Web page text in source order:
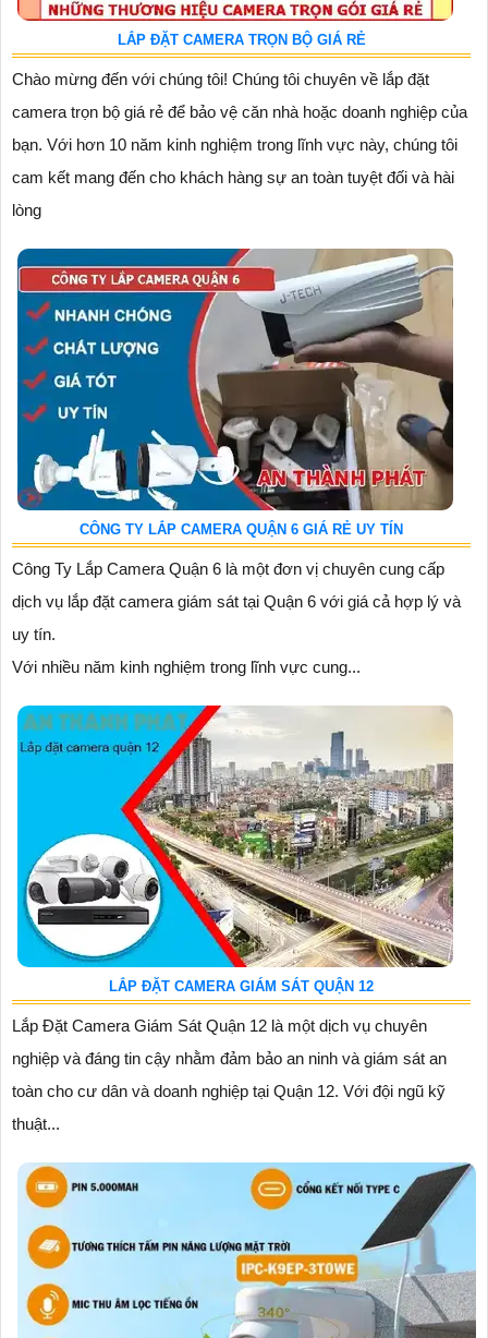
LẮP ĐẶT CAMERA TRỌN BỘ GIÁ RẺ
Chào mừng đến với chúng tôi! Chúng tôi chuyên về lắp đặt
camera trọn bộ giá rẻ để bảo vệ căn nhà hoặc doanh nghiệp của
bạn. Với hơn 10 năm kinh nghiệm trong lĩnh vực này, chúng tôi
cam kết mang đến cho khách hàng sự an toàn tuyệt đối và hài
lòng
CÔNG TY LẮP CAMERA QUẬN 6 GIÁ RẺ UY TÍN
Công Ty Lắp Camera Quận 6 là một đơn vị chuyên cung cấp
dịch vụ lắp đặt camera giám sát tại Quận 6 với giá cả hợp lý và
uy tín.
Với nhiều năm kinh nghiệm trong lĩnh vực cung...
LẮP ĐẶT CAMERA GIÁM SÁT QUẬN 12
Lắp Đặt Camera Giám Sát Quận 12 là một dịch vụ chuyên
nghiệp và đáng tin cậy nhằm đảm bảo an ninh và giám sát an
toàn cho cư dân và doanh nghiệp tại Quận 12. Với đội ngũ kỹ
thuật...